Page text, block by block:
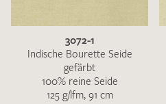
3072-1
Indische Bourette Seide
gefärbt
100% reine Seide
125 g/lfm, 91 cm